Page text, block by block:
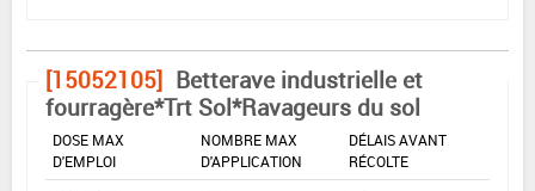
[15052105] Betterave industrielle et
fourragère*Trt Sol*Ravageurs du sol
DOSE MAX
D'EMPLOI
NOMBRE MAX
D'APPLICATION
DÉLAIS AVANT
RÉCOLTE